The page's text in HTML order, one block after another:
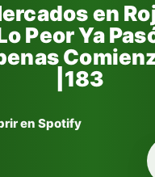
en
Peor Ya
|183
en Spotify